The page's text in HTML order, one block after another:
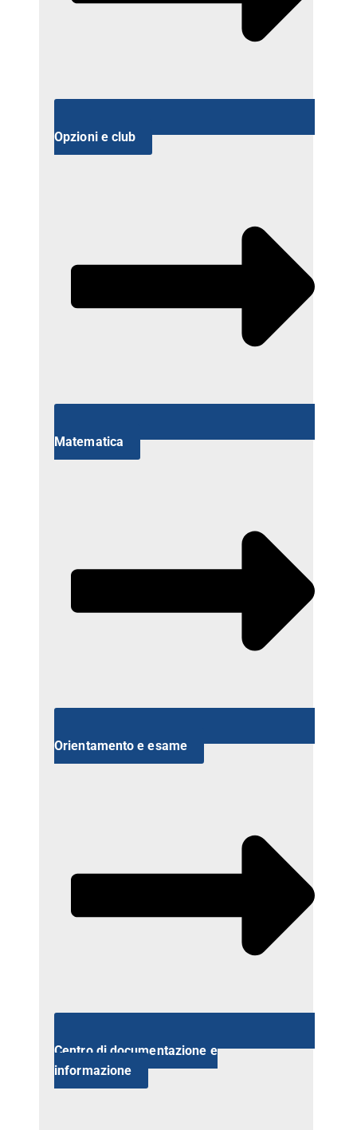
Opzioni e club
Matematica
Orientamento e esame
Centro di documentazione e
informazione